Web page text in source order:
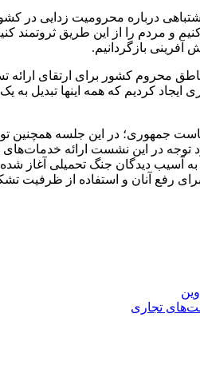
درباره محرومیت زدایی در
و مردم را از این طریق ثروتمند
آفرینی بازگردانیم.
کردیم که همه اینها تبدیل
در این جلسه همچنین
در این نشست ارائه
به آسیب دیدگان جنگ تحمیلی
رفع آنان و استفاده از
تجاری